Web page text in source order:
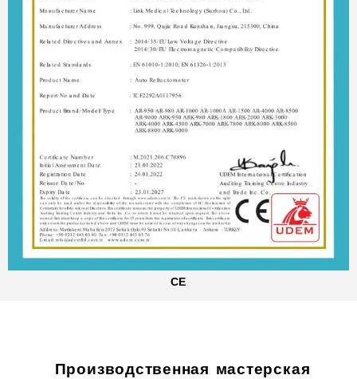
CE
Производственная мастерская